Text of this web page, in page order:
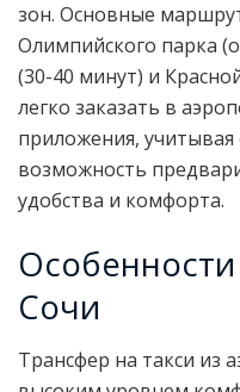
зон. Основные
Олимпийского парка
(30-40 минут) и
легко заказать в
приложения,
возможность
удобства и комфорта.
Сочи
Трансфер на такси из